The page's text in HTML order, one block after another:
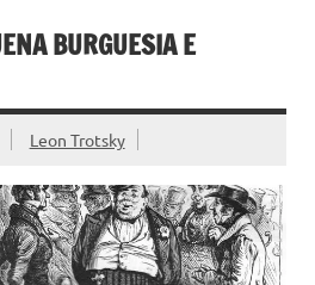
BURGUESIA E
Leon Trotsky